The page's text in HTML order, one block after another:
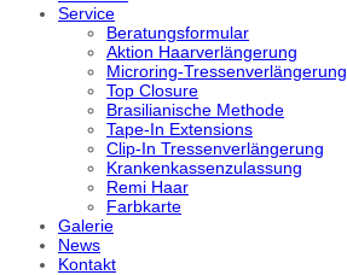
Service
Beratungsformular
Aktion Haarverlängerung
Microring-Tressenverlängerung
Top Closure
Brasilianische Methode
Tape-In Extensions
Clip-In Tressenverlängerung
Krankenkassenzulassung
Remi Haar
Farbkarte
Galerie
News
Kontakt